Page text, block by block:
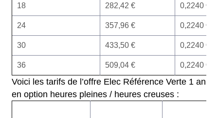
18 282,42 € 0,2240 €
24 357,96 € 0,2240 €
30 433,50 € 0,2240 €
36 509,04 € 0,2240 €
Voici les tarifs de l’offre Elec Référence Verte 1 an
en option heures pleines / heures creuses :